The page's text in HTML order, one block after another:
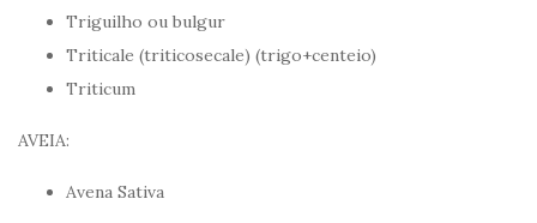
Triguilho ou bulgur
Triticale (triticosecale) (trigo+centeio)
Triticum
AVEIA:
Avena Sativa